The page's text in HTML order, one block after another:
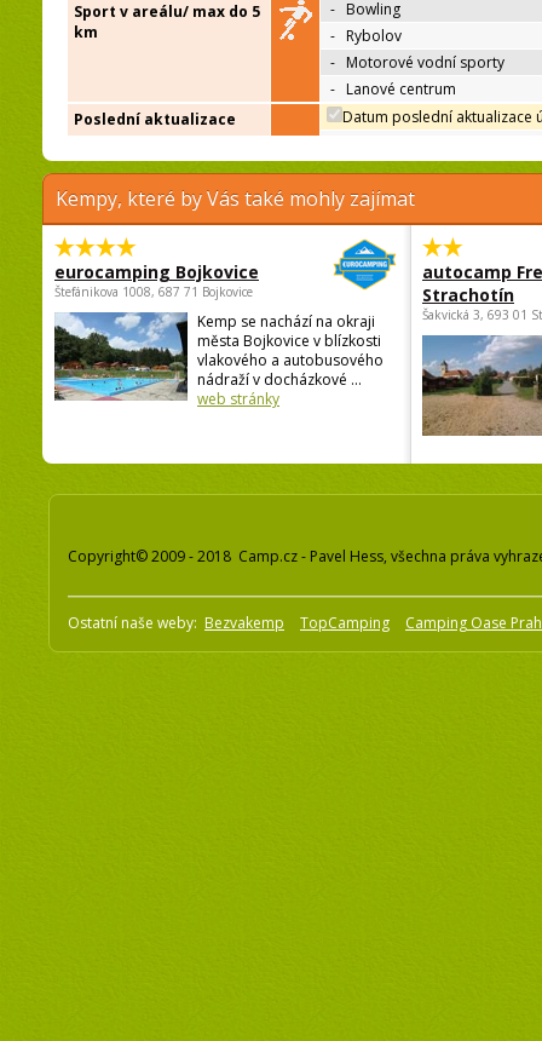
Sport v areálu/ max do 5
km
- Bowling
- Rybolov
- Motorové vodní sporty
- Lanové centrum
Poslední aktualizace
Datum poslední aktualizace
Kempy, které by Vás také mohly zajímat
eurocamping Bojkovice
Štefánikova 1008, 687 71 Bojkovice
Kemp se nachází na okraji
města Bojkovice v blízkosti
vlakového a autobusového
nádraží v docházkové ...
web stránky
autocamp
Strachotín
Šakvická 3, 693 01
Copyright© 2009 - 2018 Camp.cz - Pavel Hess, všechna práva
Ostatní naše weby: Bezvakemp TopCamping Camping Oase